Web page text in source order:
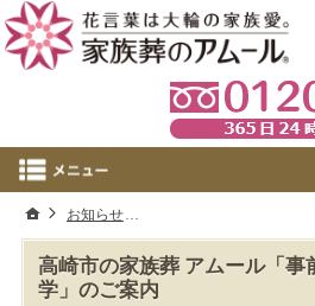
高崎市の家族葬 アムール「事
学」のご案内
ホーム
お知らせ